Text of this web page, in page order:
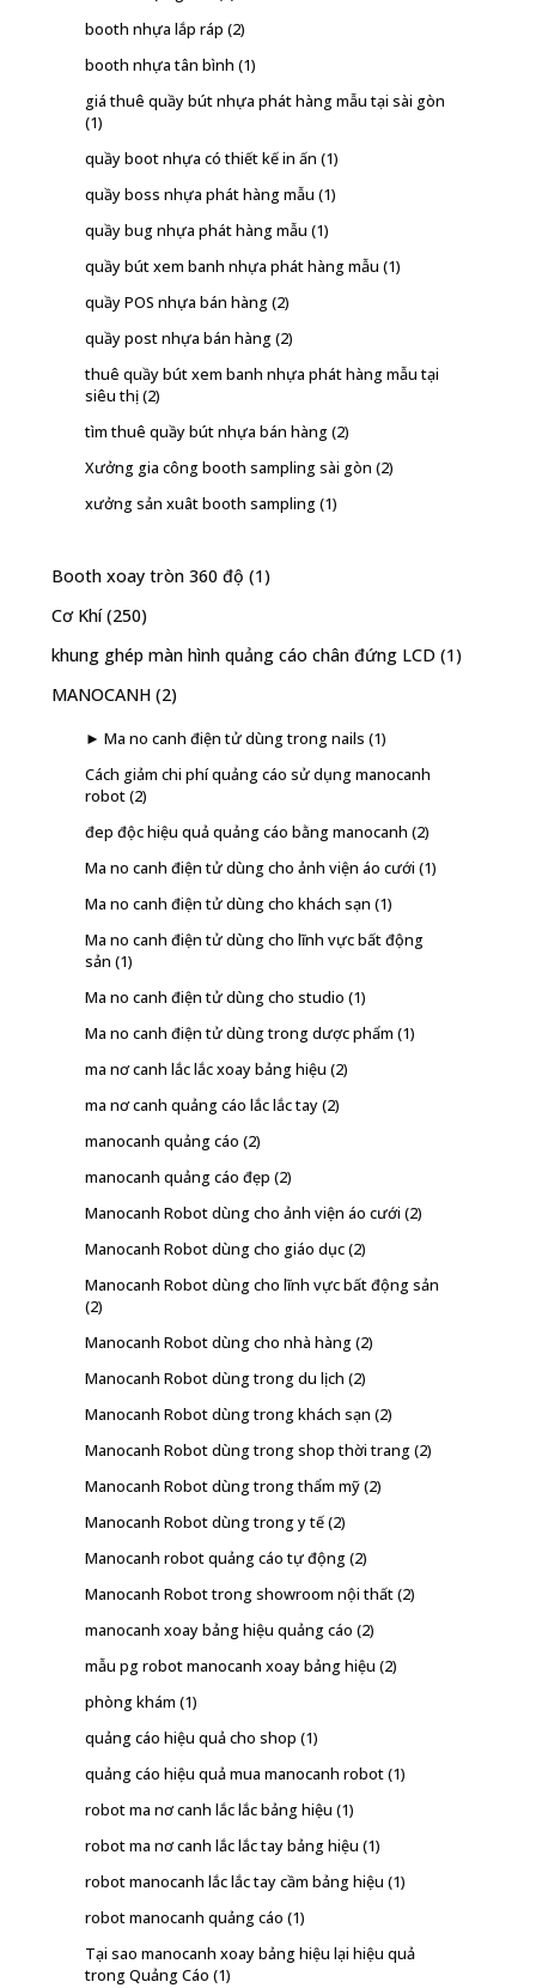
booth nhựa lắp ráp (2)
booth nhựa tân bình (1)
giá thuê quầy bút nhựa phát hàng mẫu tại sài gòn
(1)
quầy boot nhựa có thiết kế in ấn (1)
quầy boss nhựa phát hàng mẫu (1)
quầy bug nhựa phát hàng mẫu (1)
quầy bút xem banh nhựa phát hàng mẫu (1)
quầy POS nhựa bán hàng(2)
quầy post nhựa bán hàng(2)
thuê quầy bút xem banh nhựa phát hàng mẫu tại
siêu thị(2)
tìm thuê quầy bút nhựa bán hàng(2)
Xưởng gia công booth sampling sài gòn (2)
xưởng sản xuât booth sampling(1)
Booth xoay tròn 360 độ (1)
Cơ Khí (250)
khung ghép màn hình quảng cáo chân đứng LCD (1)
MANOCANH (2)
► Ma no canh điện tử dùng trong nails (1)
Cách giảm chi phí quảng cáo sử dụng manocanh
robot(2)
đep độc hiệu quả quảng cáo bằng manocanh (2)
Ma no canh điện tử dùng cho ảnh viện áo cưới (1)
Ma no canh điện tử dùng cho khách sạn (1)
Ma no canh điện tử dùng cho lĩnh vực bất động
sản (1)
Ma no canh điện tử dùng cho studio (1)
Ma no canh điện tử dùng trong dược phẩm (1)
ma nơ canh lắc lắc xoay bảng hiệu (2)
ma nơ canh quảng cáo lắc lắc tay(2)
manocanh quảng cáo (2)
manocanh quảng cáo đẹp (2)
Manocanh Robot dùng cho ảnh viện áo cưới (2)
Manocanh Robot dùng cho giáo dục(2)
Manocanh Robot dùng cho lĩnh vực bất động sản
(2)
Manocanh Robot dùng cho nhà hàng(2)
Manocanh Robot dùng trong du lịch (2)
Manocanh Robot dùng trong khách sạn (2)
Manocanh Robot dùng trong shop thời trang(2)
Manocanh Robot dùng trong thẩm mỹ(2)
Manocanh Robot dùng trong y tế(2)
Manocanh robot quảng cáo tự động(2)
Manocanh Robot trong showroom nội thất(2)
manocanh xoay bảng hiệu quảng cáo (2)
mẫu pg robot manocanh xoay bảng hiệu (2)
phòng khám (1)
quảng cáo hiệu quả cho shop (1)
quảng cáo hiệu quả mua manocanh robot(1)
robot ma nơ canh lắc lắc bảng hiệu (1)
robot ma nơ canh lắc lắc tay bảng hiệu (1)
robot manocanh lắc lắc tay cầm bảng hiệu (1)
robot manocanh quảng cáo (1)
Tại sao manocanh xoay bảng hiệu lại hiệu quả
trong Quảng Cáo (1)